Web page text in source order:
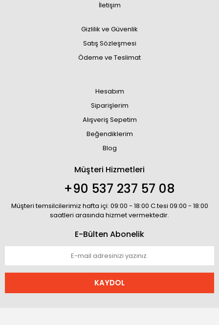
İletişim
Gizlilik ve Güvenlik
Satış Sözleşmesi
Ödeme ve Teslimat
Hesabım
Siparişlerim
Alışveriş Sepetim
Beğendiklerim
Blog
Müşteri Hizmetleri
+90 537 237 57 08
Müşteri temsilcilerimiz hafta içi: 09:00 - 18:00 C.tesi 09:00 - 18:00
saatleri arasında hizmet vermektedir.
E-Bülten Abonelik
KAYDOL